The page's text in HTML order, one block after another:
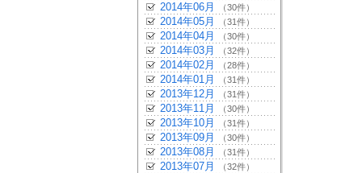
2014年06月 （30件）
2014年05月 （31件）
2014年04月 （30件）
2014年03月 （32件）
2014年02月 （28件）
2014年01月 （31件）
2013年12月 （31件）
2013年11月 （30件）
2013年10月 （31件）
2013年09月 （30件）
2013年08月 （31件）
2013年07月 （32件）